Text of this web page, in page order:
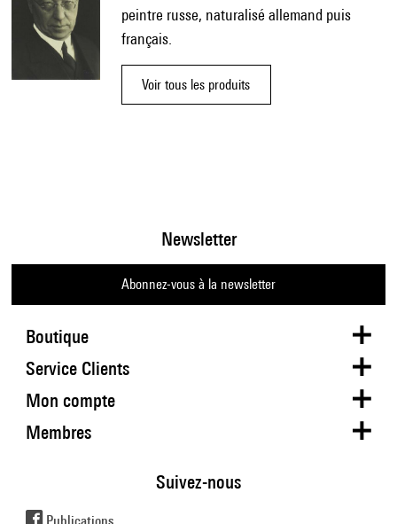
peintre russe, naturalisé allemand puis
français.
Voir tous les produits
Boutique
Newsletter
Abonnez-vous à la newsletter
Service Clients
Mon compte
Membres
Suivez-nous